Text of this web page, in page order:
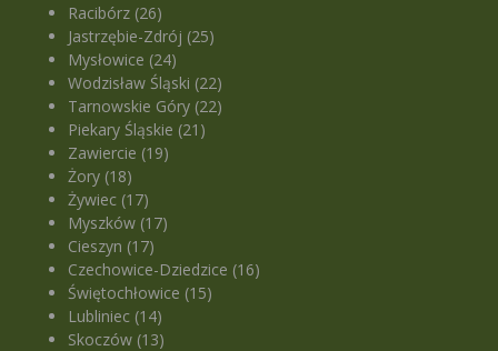
Racibórz (26)
Jastrzębie-Zdrój (25)
Mysłowice (24)
Wodzisław Śląski (22)
Tarnowskie Góry (22)
Piekary Śląskie (21)
Zawiercie (19)
Żory (18)
Żywiec (17)
Myszków (17)
Cieszyn (17)
Czechowice-Dziedzice (16)
Świętochłowice (15)
Lubliniec (14)
Skoczów (13)